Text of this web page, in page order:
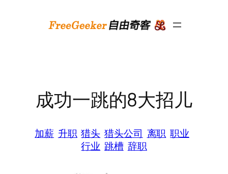
成功一跳的8大招儿
加薪 升职 猎头 猎头公司 离职 职业
行业 跳槽 辞职